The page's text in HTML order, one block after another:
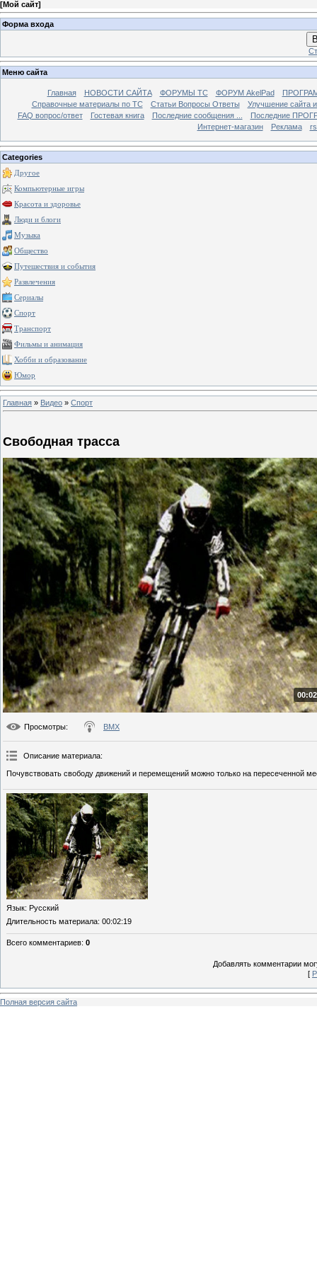
[Мой сайт]
Форма входа
Меню сайта
Главная НОВОСТИ САЙТА ФОРУМЫ TC ФОРУМ AkelPad
Справочные материалы по TС
Статьи Вопросы Ответы
Улучшение сайта
FAQ вопрос/ответ
Гостевая книга Последние сообщения ...
Последние
Интернет-магазин
Реклама
Categories
Другое
Компьютерные игры
Красота и здоровье
Люди и блоги
Музыка
Общество
Путешествия и события
Развлечения
Сериалы
Спорт
Транспорт
Фильмы и анимация
Хобби и образование
Юмор
Главная » Видео » Спорт
Свободная трасса
Просмотры: BMX
Описание материала:
Почувствовать свободу движений и перемещений можно только на пересеченной
Язык: Русский
Длительность материала: 00:02:19
Всего комментариев: 0
Добавлять комментарии
[
Полная версия сайта